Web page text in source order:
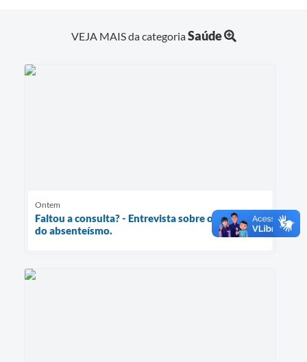
VEJA MAIS da categoriaSaúde
Ontem
Faltou a consulta? - Entrevista sobre os impactos
do absenteísmo.